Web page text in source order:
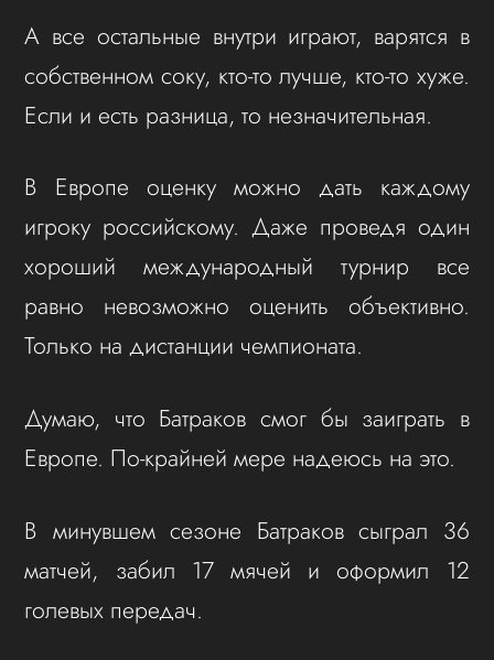
А все остальные внутри играют, варятся в
собственном соку, кто-то лучше, кто-то хуже.
Если и есть разница, то незначительная.
В Европе оценку можно дать каждому
игроку российскому. Даже проведя один
хороший международный турнир все
равно невозможно оценить объективно.
Только на дистанции чемпионата.
Думаю, что Батраков смог бы заиграть в
Европе. По-крайней мере надеюсь на это.
В минувшем сезоне Батраков сыграл 36
матчей, забил 17 мячей и оформил 12
голевых передач.